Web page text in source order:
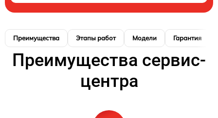
Преимущества Этапы работ Модели Гарантия
Преимущества сервис-
центра